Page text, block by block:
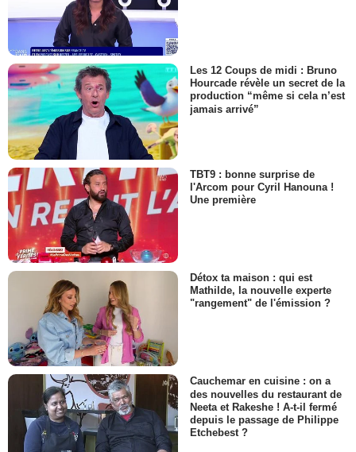
Les 12 Coups de midi : Bruno
Hourcade révèle un secret de la
production “même si cela n’est
jamais arrivé”
TBT9 : bonne surprise de
l'Arcom pour Cyril Hanouna !
Une première
Détox ta maison : qui est
Mathilde, la nouvelle experte
"rangement" de l'émission ?
Cauchemar en cuisine : on a
des nouvelles du restaurant de
Neeta et Rakeshe ! A-t-il fermé
depuis le passage de Philippe
Etchebest ?